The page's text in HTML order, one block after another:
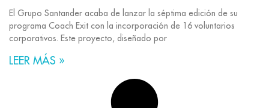
El Grupo Santander acaba de lanzar la séptima edición de su
programa Coach Exit con la incorporación de 16 voluntarios
corporativos. Este proyecto, diseñado por
LEER MÁS »